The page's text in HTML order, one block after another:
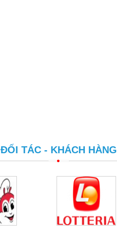
ĐỐI TÁC - KHÁCH HÀNG